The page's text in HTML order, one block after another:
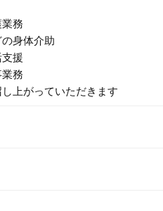
務
身体介助
援
務
上がっていただきます